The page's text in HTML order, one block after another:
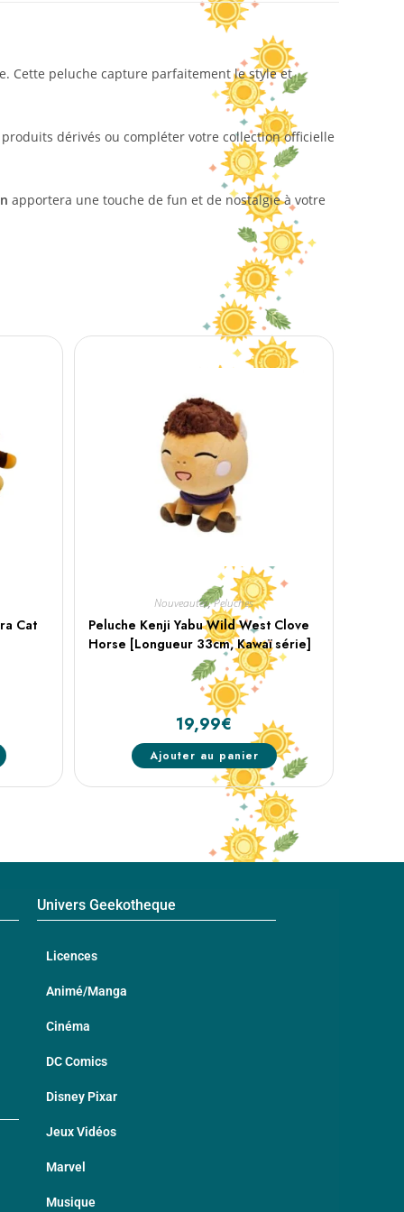
Cette peluche capture parfaitement le style et
dérivés ou compléter votre collection officielle
apportera une touche de fun et de nostalgie à votre
Cat
Nouveautés,Peluches
Peluche Kenji Yabu Wild West Clove
Horse [Longueur 33cm, Kawaï série]
19,99€
Ajouter au panier
Univers Geekotheque
Licences
Animé/Manga
Cinéma
DC Comics
Disney Pixar
Jeux Vidéos
Marvel
Musique